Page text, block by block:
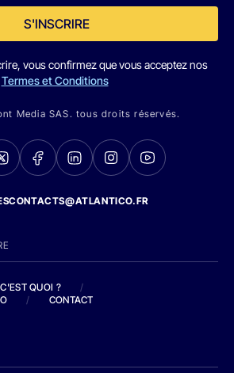
S'INSCRIRE
vous confirmez que vous acceptez nos
Termes et Conditions
Media SAS. tous droits réservés.
QUOI ?
/
/ CONTACT